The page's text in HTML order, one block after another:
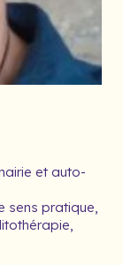
et auto-
sens pratique,